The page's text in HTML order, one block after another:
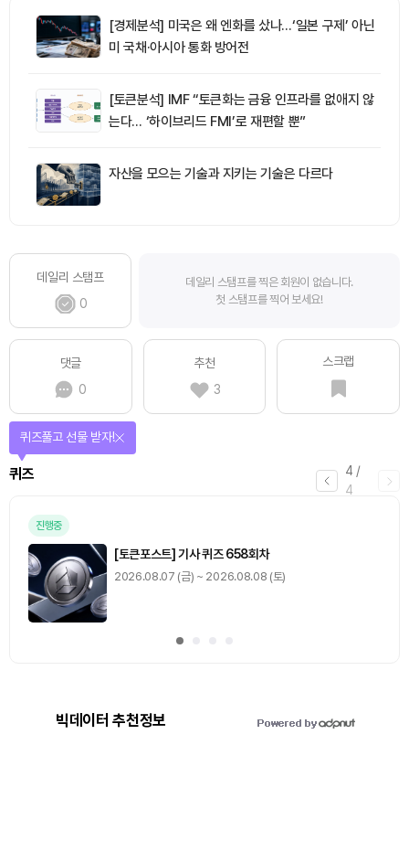
[경제분석] 미국은 왜 엔화를 샀나…‘일본 구제’ 아닌
미 국채·아시아 통화 방어전
[토큰분석] IMF “토큰화는 금융 인프라를 없애지 않
는다… ‘하이브리드 FMI’로 재편할 뿐”
자산을 모으는 기술과 지키는 기술은 다르다
데일리 스탬프
0
데일리 스탬프를 찍은 회원이 없습니다.
첫 스탬프를 찍어 보세요!
댓글
0
추천
3
스크랩
4 /
4
퀴즈
퀴즈풀고 선물 받자!
진행중
[토큰포스트] 기사 퀴즈 658회차
2026.08.07 (금) ~ 2026.08.08 (토)
빅데이터 추천정보